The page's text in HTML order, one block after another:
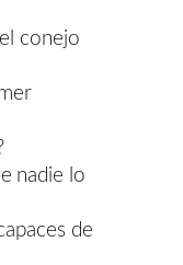
conejo
nadie lo
de